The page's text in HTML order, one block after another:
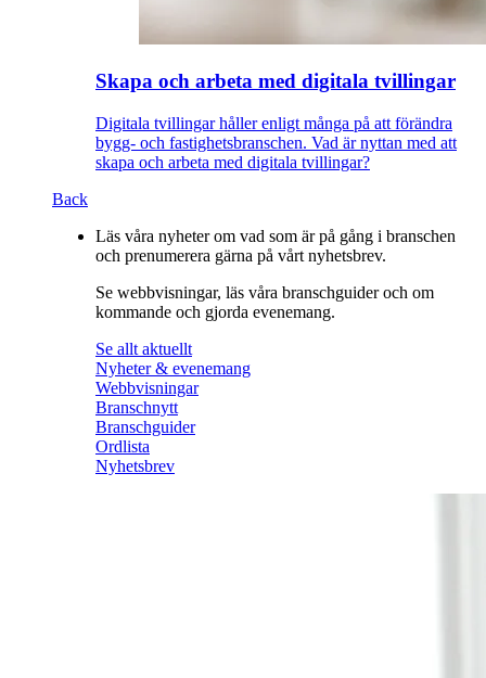
Skapa och arbeta med digitala tvillingar
Digitala tvillingar håller enligt många på att förändra
bygg- och fastighetsbranschen. Vad är nyttan med att
skapa och arbeta med digitala tvillingar?
Back
Läs våra nyheter om vad som är på gång i branschen
och prenumerera gärna på vårt nyhetsbrev.
Se webbvisningar, läs våra branschguider och om
kommande och gjorda evenemang.
Se allt aktuellt
Nyheter & evenemang
Webbvisningar
Branschnytt
Branschguider
Ordlista
Nyhetsbrev